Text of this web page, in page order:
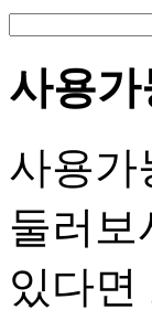
사용
사용가
둘러보
있다면